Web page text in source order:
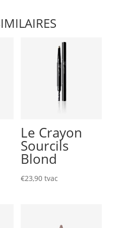
Le Crayon
Sourcils
Blond
€23,90 tvac